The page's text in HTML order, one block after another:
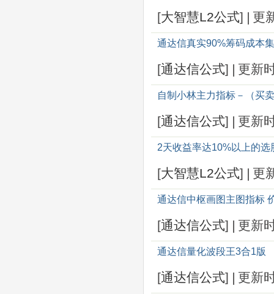
[大智慧L2公式] | 更
通达信真实90%筹码成本
[通达信公式] | 更新
自制小林主力指标－（买
[通达信公式] | 更新
2天收益率达10%以上的选
[大智慧L2公式] | 更
通达信中枢画图主图指标
[通达信公式] | 更新
通达信量化波段王3合1版
[通达信公式] | 更新